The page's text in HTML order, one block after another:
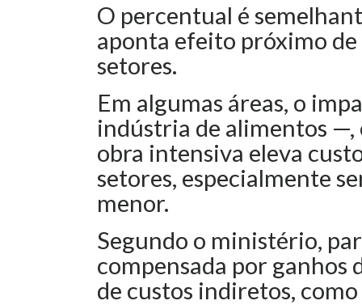
O percentual é
aponta efeito próximo
setores.
Em algumas áreas, o
indústria de alimentos —,
obra intensiva eleva
setores, especialmente
menor.
Segundo o ministério,
compensada por ganhos
de custos indiretos,